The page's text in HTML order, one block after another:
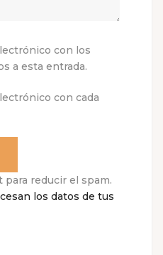
con los
a esta entrada.
con cada
reducir el spam.
los datos de tus